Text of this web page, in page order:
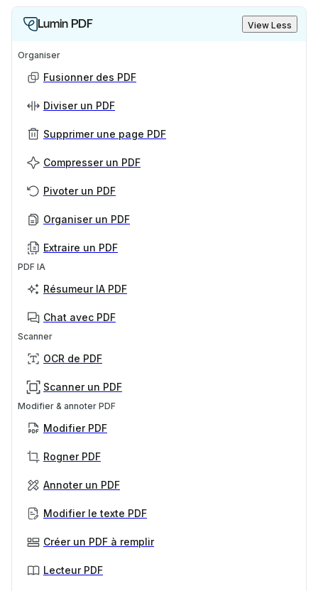
Lumin PDF View Less
Organiser
Fusionner des PDF
Diviser un PDF
Supprimer une page PDF
Compresser un PDF
Pivoter un PDF
Organiser un PDF
Extraire un PDF
PDF IA
Résumeur IA PDF
Chat avec PDF
Scanner
OCR de PDF
Scanner un PDF
Modifier & annoter PDF
Modifier PDF
Rogner PDF
Annoter un PDF
Modifier le texte PDF
Créer un PDF à remplir
Lecteur PDF